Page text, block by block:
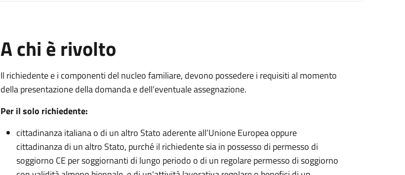
A chi è rivolto
Il richiedente e i componenti del nucleo familiare, devono possedere i requisiti al momento
della presentazione della domanda e dell’eventuale assegnazione.
Per il solo richiedente:
cittadinanza italiana o di un altro Stato aderente all’Unione Europea oppure
cittadinanza di un altro Stato, purché il richiedente sia in possesso di permesso di
soggiorno CE per soggiornanti di lungo periodo o di un regolare permesso di soggiorno